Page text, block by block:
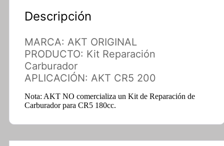
Descripción
MARCA: AKT ORIGINAL
PRODUCTO: Kit Reparación
Carburador
APLICACIÓN: AKT CR5 200
Nota: AKT NO comercializa un Kit de Reparación de
Carburador para CR5 180cc.